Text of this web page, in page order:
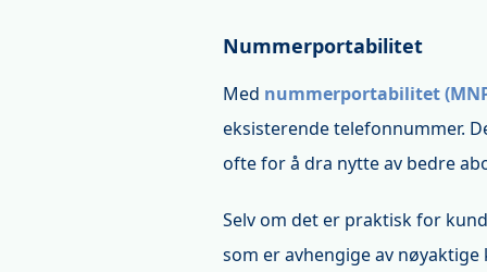
Nummerportabilitet
Med nummerportabilitet
eksisterende telefonnummer.
ofte for å dra nytte av bedre
Selv om det er praktisk for
som er avhengige av